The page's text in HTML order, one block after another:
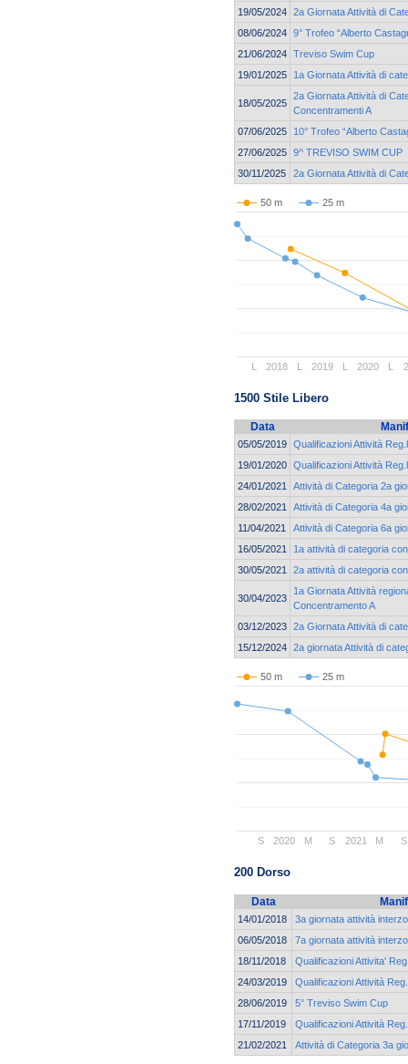
19/05/2024 2a Giornata Attività di
08/06/2024 9° Trofeo “Alberto
21/06/2024 Treviso Swim Cup
19/01/2025
1a Giornata Attività di
18/05/2025
2a Giornata Attività di
Concentramenti A
07/06/2025
10° Trofeo “Alberto
27/06/2025 9^ TREVISO SWIM CUP
30/11/2025
2a Giornata Attività di
50 m 25 m
2018 2019 2020
L L L L
1500 Stile Libero
Data
05/05/2019 Qualificazioni Attività
19/01/2020 Qualificazioni Attività
24/01/2021
Attività di Categoria 2a
28/02/2021
Attività di Categoria 4a
11/04/2021
Attività di Categoria 6a
16/05/2021
1a attività di categoria
30/05/2021
2a attività di categoria
30/04/2023
1a Giornata Attività
Concentramento A
03/12/2023 2a Giornata Attività di
15/12/2024 2a giornata Attività di
50 m 25 m
2020 2021
S M S M S
200 Dorso
Data
14/01/2018
3a giornata attività
06/05/2018
7a giornata attività
18/11/2018
Qualificazioni Attivita'
24/03/2019
Qualificazioni Attività
28/06/2019
5° Treviso Swim Cup
17/11/2019
Qualificazioni Attività
21/02/2021
Attività di Categoria 3a